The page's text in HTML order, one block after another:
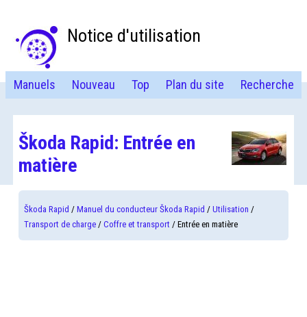
Notice d'utilisation
Manuels Nouveau Top Plan du site Recherche
Škoda Rapid: Entrée en
matière
Škoda Rapid /Manuel du conducteur Škoda Rapid /Utilisation /
Transport de charge /Coffre et transport / Entrée en matière